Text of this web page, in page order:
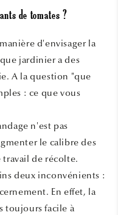
de tomates ?
d'envisager la
jardinier a des
A la question "que
: ce que vous
n'est pas
le calibre des
de récolte.
deux inconvénients :
En effet, la
toujours facile à